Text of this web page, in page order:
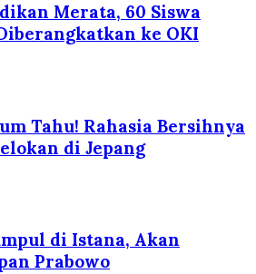
Merata, 60 Siswa
ke OKI
Tahu! Rahasia Bersihnya
di Jepang
di Istana, Akan
Prabowo